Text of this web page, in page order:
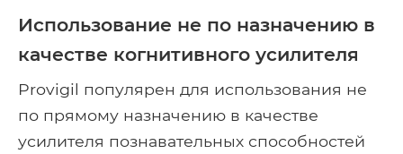
Использование не по назначению в
качестве когнитивного усилителя
Provigil популярен для использования не
по прямому назначению в качестве
усилителя познавательных способностей